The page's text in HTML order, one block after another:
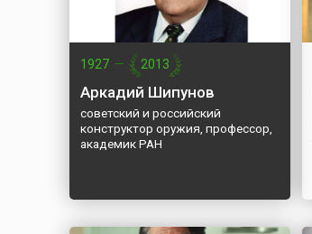
1927 — 2013
Аркадий Шипунов
советский и российский
конструктор оружия, профессор,
академик РАН